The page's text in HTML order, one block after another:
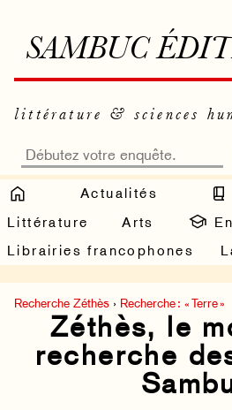
SAMBUC
littérature & sciences
Actualités
Littérature
Arts
Librairies francophones
Recherche Zéthès › Recherche : « Terre »
Zéthès, le
recherche